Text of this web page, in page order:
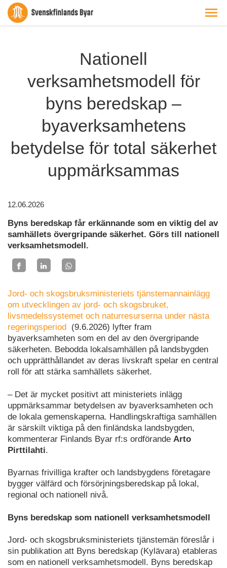
Nationell
verksamhetsmodell för
byns beredskap –
byaverksamhetens
betydelse för total säkerhet
uppmärksammas
12.06.2026
Byns beredskap får erkännande som en viktig del av
samhällets övergripande säkerhet. Görs till nationell
verksamhetsmodell.
Jord- och skogsbruksministeriets tjänstemannainlägg
om utvecklingen av jord- och skogsbruket,
livsmedelssystemet och naturresurserna under nästa
regeringsperiod (9.6.2026) lyfter fram
byaverksamheten som en del av den övergripande
säkerheten. Bebodda lokalsamhällen på landsbygden
och upprätthållandet av deras livskraft spelar en central
roll för att stärka samhällets säkerhet.
– Det är mycket positivt att ministeriets inlägg
uppmärksammar betydelsen av byaverksamheten och
de lokala gemenskaperna. Handlingskraftiga samhällen
är särskilt viktiga på den finländska landsbygden,
kommenterar Finlands Byar rf:s ordförande Arto
Pirttilahti.
Byarnas frivilliga krafter och landsbygdens företagare
bygger välfärd och försörjningsberedskap på lokal,
regional och nationell nivå.
Byns beredskap som nationell verksamhetsmodell
Jord- och skogsbruksministeriets tjänstemän föreslår i
sin publikation att Byns beredskap (Kylävara) etableras
som en nationell verksamhetsmodell. Byns beredskap